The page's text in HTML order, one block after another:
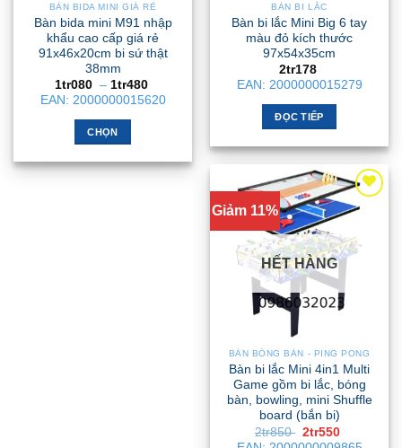
trên
trang
sản
phẩm
được
chọn
trên
trang
sản
phẩm
BÀN BIDA MINI GIÁ RẺ
Bàn bida mini M91 nhập
khẩu cao cấp giá rẻ
91x46x20cm bi sứ thật
38mm
1tr080 – 1tr480
giá:
từ
EAN: 2000000015620
CHỌN
phẩm
BÀN BI LẮC
Bàn bi lắc Mini Big 6 tay
màu đỏ kích thước
97x54x35cm
2tr178
EAN: 2000000015279
ĐỌC TIẾP
Giảm 11%
HẾT HÀNG
BÀN BÓNG BÀN - PING PONG
Bàn bi lắc Mini 4in1 Multi
Game gồm bi lắc, bóng
bàn, bowling, mini Shuffle
board (bắn bi)
2tr850 Giá
gốc
2tr550
hiện